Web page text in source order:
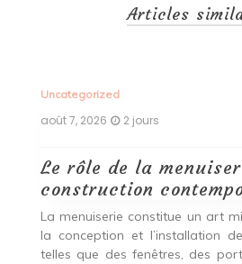
Articles
Uncategorized
août 7, 2026 2 jours
Le rôle de la
construction
La menuiserie constitue un art
la conception et l’installation
telles que des fenêtres, des